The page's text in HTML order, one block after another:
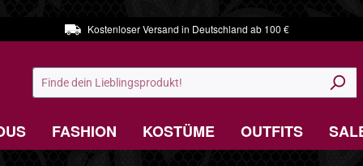
Kostenloser Versand in Deutschland ab 100 €
FASHION KOSTÜME OUTFITS